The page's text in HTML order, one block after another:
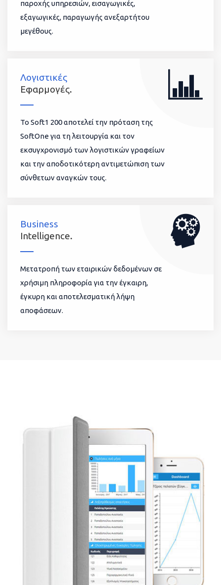
παροχής υπηρεσιών, εισαγωγικές,
εξαγωγικές, παραγωγής ανεξαρτήτου
μεγέθους.
Λογιστικές
Εφαρμογές.
To Soft1 200 αποτελεί την πρόταση της
SoftOne για τη λειτουργία και τον
εκσυγχρονισμό των λογιστικών γραφείων
και την αποδοτικότερη αντιμετώπιση των
σύνθετων αναγκών τους.
Business
Intelligence.
Μετατροπή των εταιρικών δεδομένων σε
χρήσιμη πληροφορία για την έγκαιρη,
έγκυρη και αποτελεσματική λήψη
αποφάσεων.